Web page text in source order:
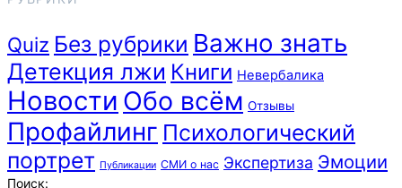
Quiz Без рубрики Важно знать
Детекция лжи Книги Невербалика
Новости Обо всём Отзывы
Профайлинг Психологический
портрет Публикации СМИ о нас Экспертиза Эмоции
Поиск: